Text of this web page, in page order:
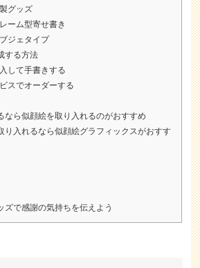
グッズ
ーム型寄せ書き
ジェタイプ
する方法
して手書きする
スでオーダーする
なら似顔絵を取り入れるのがおすすめ
り入れるなら似顔絵グラフィックスがおすす
ズで感謝の気持ちを伝えよう